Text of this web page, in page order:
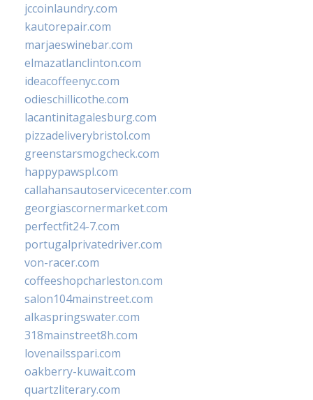
jccoinlaundry.com
kautorepair.com
marjaeswinebar.com
elmazatlanclinton.com
ideacoffeenyc.com
odieschillicothe.com
lacantinitagalesburg.com
pizzadeliverybristol.com
greenstarsmogcheck.com
happypawspl.com
callahansautoservicecenter.com
georgiascornermarket.com
perfectfit24-7.com
portugalprivatedriver.com
von-racer.com
coffeeshopcharleston.com
salon104mainstreet.com
alkaspringswater.com
318mainstreet8h.com
lovenailsspari.com
oakberry-kuwait.com
quartzliterary.com